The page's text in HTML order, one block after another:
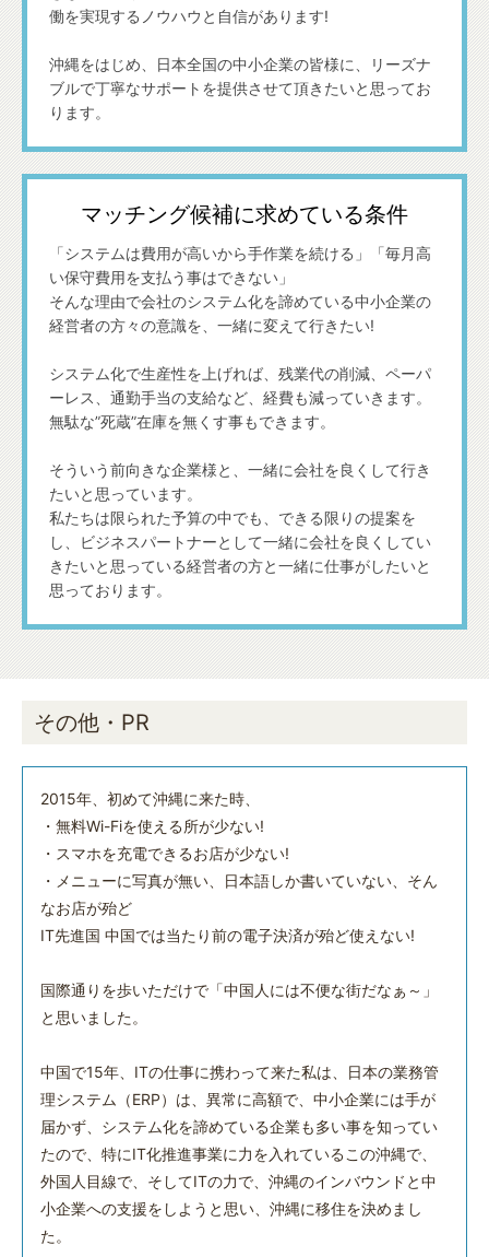
働を実現するノウハウと自信があります!
沖縄をはじめ、日本全国の中小企業の皆様に、リーズナ
ブルで丁寧なサポートを提供させて頂きたいと思ってお
ります。
マッチング候補に求めている条件
「システムは費用が高いから手作業を続ける」「毎月高
い保守費用を支払う事はできない」
そんな理由で会社のシステム化を諦めている中小企業の
経営者の方々の意識を、一緒に変えて行きたい!
システム化で生産性を上げれば、残業代の削減、ペーパ
ーレス、通勤手当の支給など、経費も減っていきます。
無駄な”死蔵”在庫を無くす事もできます。
そういう前向きな企業様と、一緒に会社を良くして行き
たいと思っています。
私たちは限られた予算の中でも、できる限りの提案を
し、ビジネスパートナーとして一緒に会社を良くしてい
きたいと思っている経営者の方と一緒に仕事がしたいと
思っております。
その他・PR
2015年、初めて沖縄に来た時、
・無料Wi-Fiを使える所が少ない!
・スマホを充電できるお店が少ない!
・メニューに写真が無い、日本語しか書いていない、そん
なお店が殆ど
IT先進国 中国では当たり前の電子決済が殆ど使えない!
国際通りを歩いただけで「中国人には不便な街だなぁ～」
と思いました。
中国で15年、ITの仕事に携わって来た私は、日本の業務管
理システム（ERP）は、異常に高額で、中小企業には手が
届かず、システム化を諦めている企業も多い事を知ってい
たので、特にIT化推進事業に力を入れているこの沖縄で、
外国人目線で、そしてITの力で、沖縄のインバウンドと中
小企業への支援をしようと思い、沖縄に移住を決めまし
た。